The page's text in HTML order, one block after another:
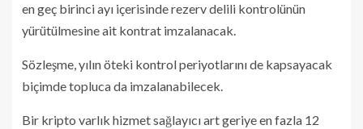
en geç birinci ayı içerisinde rezerv delili kontrolünün
yürütülmesine ait kontrat imzalanacak.
Sözleşme, yılın öteki kontrol periyotlarını de kapsayacak
biçimde topluca da imzalanabilecek.
Bir kripto varlık hizmet sağlayıcı art geriye en fazla 12